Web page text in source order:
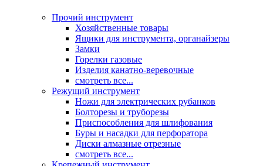
Прочий инструмент
Хозяйственные товары
Ящики для инструмента, органайзеры
Замки
Горелки газовые
Изделия канатно-веревочные
смотреть все...
Режущий инструмент
Ножи для электрических рубанков
Болторезы и труборезы
Приспособления для шлифования
Буры и насадки для перфоратора
Диски алмазные отрезные
смотреть все...